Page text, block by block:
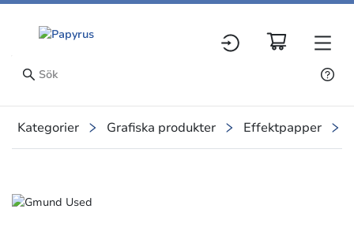
Kategorier Grafiska produkter Effektpapper
Slide 1 of 1